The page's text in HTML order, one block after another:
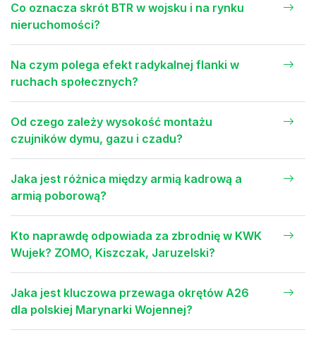
Co oznacza skrót BTR w wojsku i na rynku
nieruchomości?
Na czym polega efekt radykalnej flanki w
ruchach społecznych?
Od czego zależy wysokość montażu
czujników dymu, gazu i czadu?
Jaka jest różnica między armią kadrową a
armią poborową?
Kto naprawdę odpowiada za zbrodnię w KWK
Wujek? ZOMO, Kiszczak, Jaruzelski?
Jaka jest kluczowa przewaga okrętów A26
dla polskiej Marynarki Wojennej?